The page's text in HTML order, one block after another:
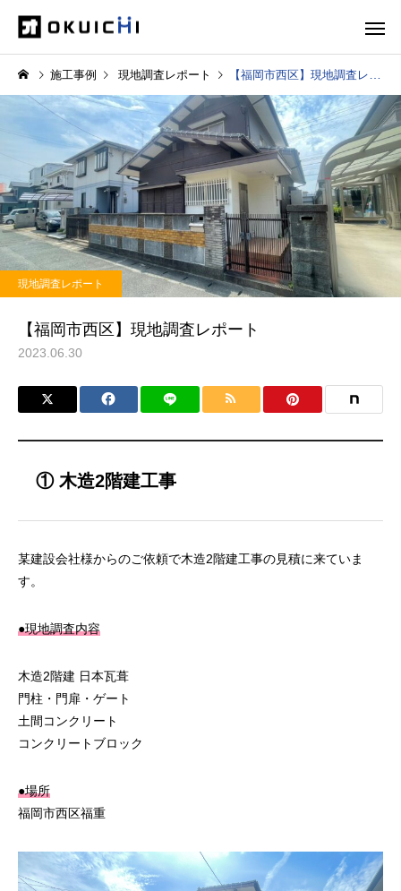
施工事例 現地調査レポート 【福岡市西区】現地調査レポート
現地調査レポート
【福岡市西区】現地調査レポート
2023.06.30
① 木造2階建工事
某建設会社様からのご依頼で木造2階建工事の見積に来ていま
す。
●現地調査内容
木造2階建 日本瓦葺
門柱・門扉・ゲート
土間コンクリート
コンクリートブロック
●場所
福岡市西区福重